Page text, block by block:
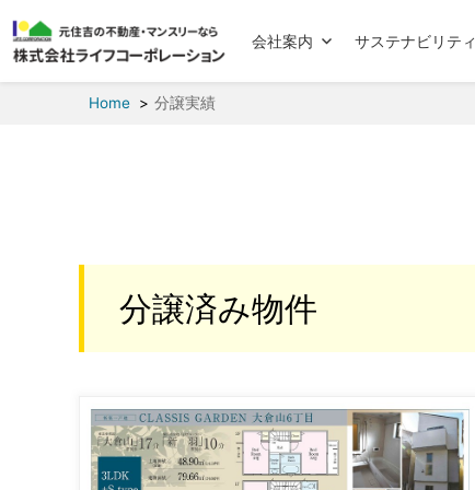
会社案内 サステナビリティ
Home 分譲実績
分譲済み物件